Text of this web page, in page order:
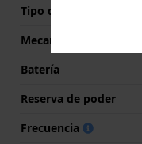
Tipo de pantalla
Mecanismo
Batería
Reserva de poder
Frecuencia